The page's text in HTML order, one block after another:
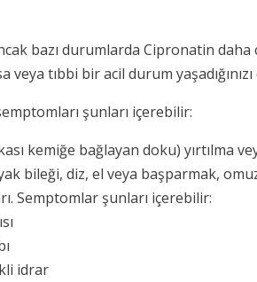
bazı durumlarda Cipronatin
tıbbi bir acil durum yaşadığınızı
şunları içerebilir:
kemiğe bağlayan doku) yırtılma
bileği, diz, el veya başparmak,
Semptomlar şunları içerebilir:
idrar